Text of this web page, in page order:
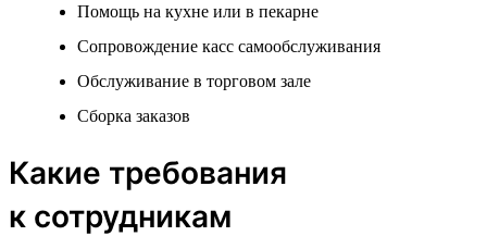
Помощь на кухне или в пекарне
Сопровождение касс самообслуживания
Обслуживание в торговом зале
Сборка заказов
Какие требования
к сотрудникам